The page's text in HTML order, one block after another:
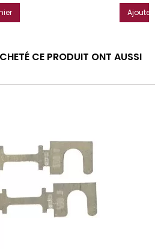
Ajouter
CE PRODUIT ONT AUSSI